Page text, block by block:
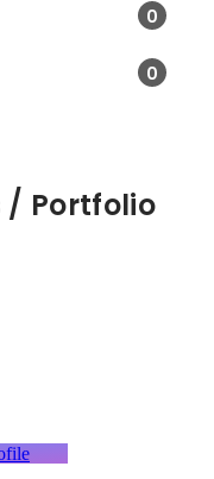
0
0
Portfolio